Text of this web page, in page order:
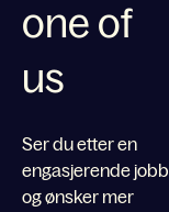
one of
us
Ser du etter en
engasjerende jobb
og ønsker mer